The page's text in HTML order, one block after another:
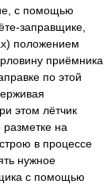
с помощью
заправщике,
положением
приёмника
по этой
этом лётчик
на
в процессе
нужное
с помощью